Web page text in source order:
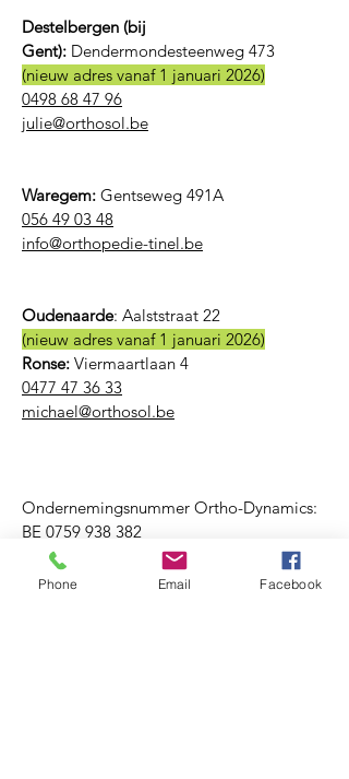
Destelbergen (bij
Gent): Dendermondesteenweg 473
(nieuw adres vanaf 1 januari 2026)
0498 68 47 96
julie@orthosol.be
Waregem: Gentseweg 491A
056 49 03 48
​info@orthopedie-tinel.be
Oudenaarde: Aalststraat 22
(nieuw adres vanaf 1 januari 2026)
Ronse: Viermaartlaan 4
0477 47 36 33
michael@orthosol.be
Ondernemingsnummer Ortho-Dynamics:
BE 0759 938 382
Phone Email Facebook